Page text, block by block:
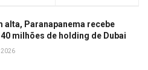
alta, Paranapanema recebe
milhões de holding de Dubai
2026